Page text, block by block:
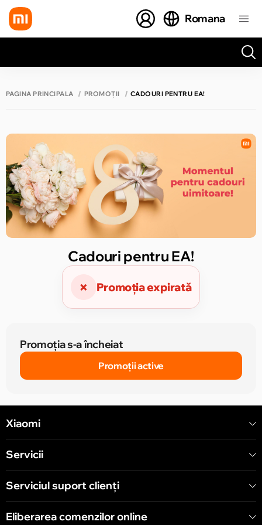
Romana
PAGINA PRINCIPALĂ PROMOȚII CADOURI PENTRU EA!
Cadouri pentru EA!
×
Promoția expirată
Promoția s-a încheiat
Promoții active
Xiaomi
Servicii
Serviciul suport clienţi
Eliberarea comenzilor online